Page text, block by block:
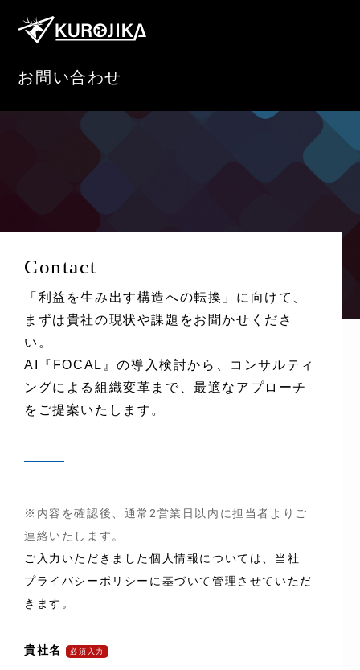
お問い合わせ
Contact
「利益を生み出す構造への転換」に向けて、
まずは貴社の現状や課題をお聞かせくださ
い。
AI『FOCAL』の導入検討から、コンサルティ
ングによる組織変革まで、最適なアプローチ
をご提案いたします。
※内容を確認後、通常2営業日以内に担当者よりご
連絡いたします。
ご入力いただきました個人情報については、当社
プライバシーポリシー に基づいて管理させていただ
きます。
貴社名 必須入力